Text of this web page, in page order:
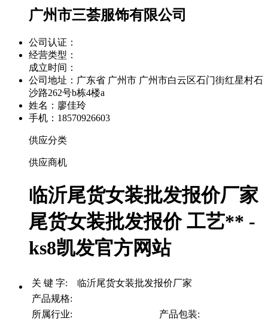
广州市三荟服饰有限公司
公司认证：
经营类型：
成立时间：
公司地址： 广东省 广州市 广州市白云区石门街红星村石
沙路262号b栋4楼a
姓名：廖佳玲
手机：18570926603
供应分类
供应商机
临沂尾货女装批发报价厂家
尾货女装批发报价 工艺** -
ks8凯发官方网站
关 键 字: 临沂尾货女装批发报价厂家
产品规格:
所属行业:
产品包装: